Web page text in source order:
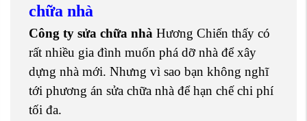
chữa nhà
Công ty sửa chữa nhà Hương Chiến thấy có
rất nhiều gia đình muốn phá dỡ nhà để xây
dựng nhà mới. Nhưng vì sao bạn không nghĩ
tới phương án sửa chữa nhà để hạn chế chi phí
tối đa.